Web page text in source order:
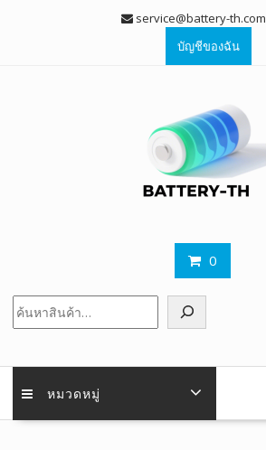
service@battery-th.com
บัญชีของฉัน
0
หมวดหมู่